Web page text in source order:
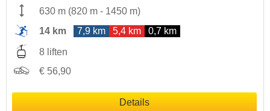
630 m (820 m - 1450 m)
14 km
7,9 km 5,4 km 0,7 km
8 liften
€ 56,90
Details